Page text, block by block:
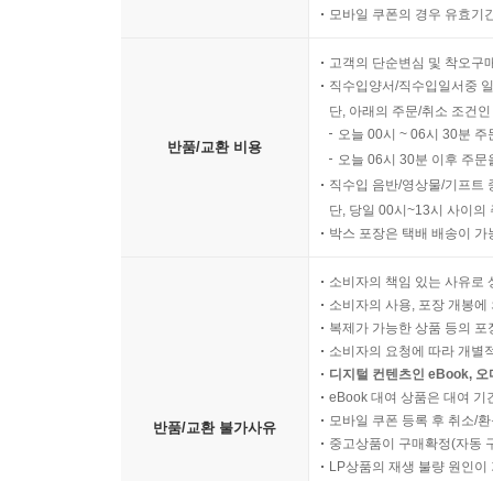
모바일 쿠폰의 경우 유효기
반품/교환 비용
고객의 단순변심 및 착오구
직수입양서/직수입일서중
단, 아래의 주문/취소 조건
오늘 00시 ~ 06시 30분
오늘 06시 30분 이후 주
직수입 음반/영상물/기프트
단, 당일 00시~13시 사이의
박스 포장은 택배 배송이
반품/교환 불가사유
소비자의 책임 있는 사유로
소비자의 사용, 포장 개봉
복제가 가능한 상품 등의
소비자의 요청에 따라 개별
디지털 컨텐츠인 eBook,
eBook 대여 상품은 대여 기
모바일 쿠폰 등록 후 취소/
중고상품이 구매확정(자동
LP상품의 재생 불량 원인